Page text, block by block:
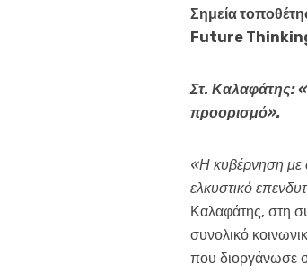
Σημεία
Future Thinking
Στ. Καλαφάτης:
προορισμό».
«Η κυβέρνηση με
ελκυστικό
Καλαφάτης, στη
συνολικό
που διοργάνωσε